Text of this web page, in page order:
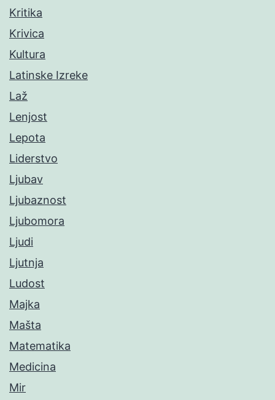
Kritika
Krivica
Kultura
Latinske Izreke
Laž
Lenjost
Lepota
Liderstvo
Ljubav
Ljubaznost
Ljubomora
Ljudi
Ljutnja
Ludost
Majka
Mašta
Matematika
Medicina
Mir